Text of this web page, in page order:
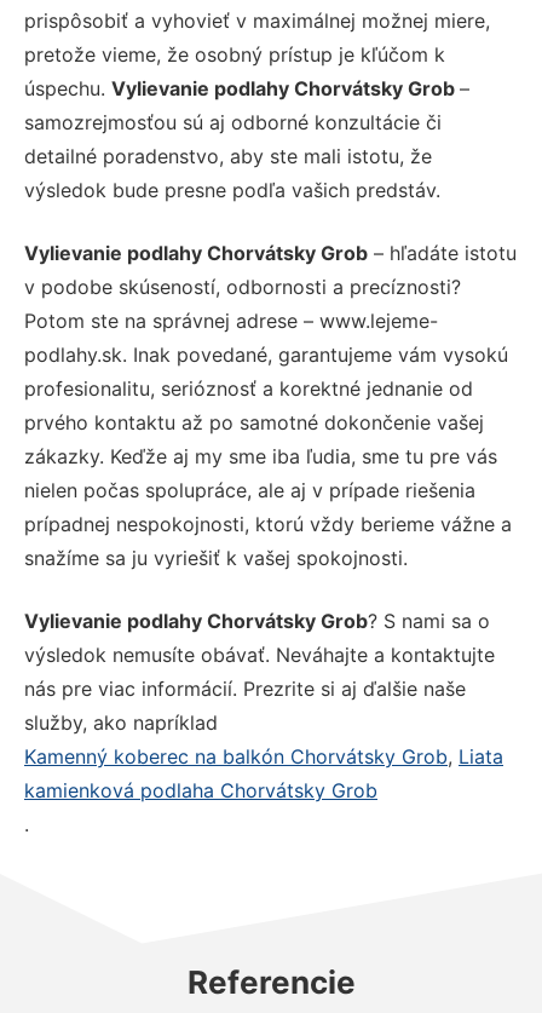
prispôsobiť a vyhovieť v maximálnej možnej miere,
pretože vieme, že osobný prístup je kľúčom k
úspechu. Vylievanie podlahy Chorvátsky Grob –
samozrejmosťou sú aj odborné konzultácie či
detailné poradenstvo, aby ste mali istotu, že
výsledok bude presne podľa vašich predstáv.
Vylievanie podlahy Chorvátsky Grob – hľadáte istotu
v podobe skúseností, odbornosti a precíznosti?
Potom ste na správnej adrese – www.lejeme-
podlahy.sk. Inak povedané, garantujeme vám vysokú
profesionalitu, serióznosť a korektné jednanie od
prvého kontaktu až po samotné dokončenie vašej
zákazky. Keďže aj my sme iba ľudia, sme tu pre vás
nielen počas spolupráce, ale aj v prípade riešenia
prípadnej nespokojnosti, ktorú vždy berieme vážne a
snažíme sa ju vyriešiť k vašej spokojnosti.
Vylievanie podlahy Chorvátsky Grob? S nami sa o
výsledok nemusíte obávať. Neváhajte a kontaktujte
nás pre viac informácií. Prezrite si aj ďalšie naše
služby, ako napríklad
Kamenný koberec na balkón Chorvátsky Grob, Liata
kamienková podlaha Chorvátsky Grob
.
Referencie